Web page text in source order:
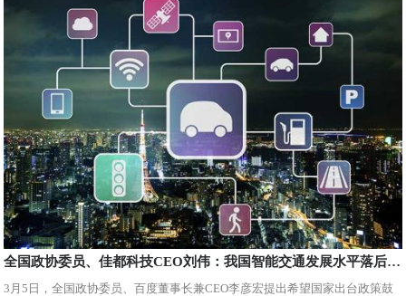
全国政协委员、佳都科技CEO刘伟：我国智能交通发展水平落后 意味着市场巨大
3月5日，全国政协委员、百度董事长兼CEO李彦宏提出希望国家出台政策鼓